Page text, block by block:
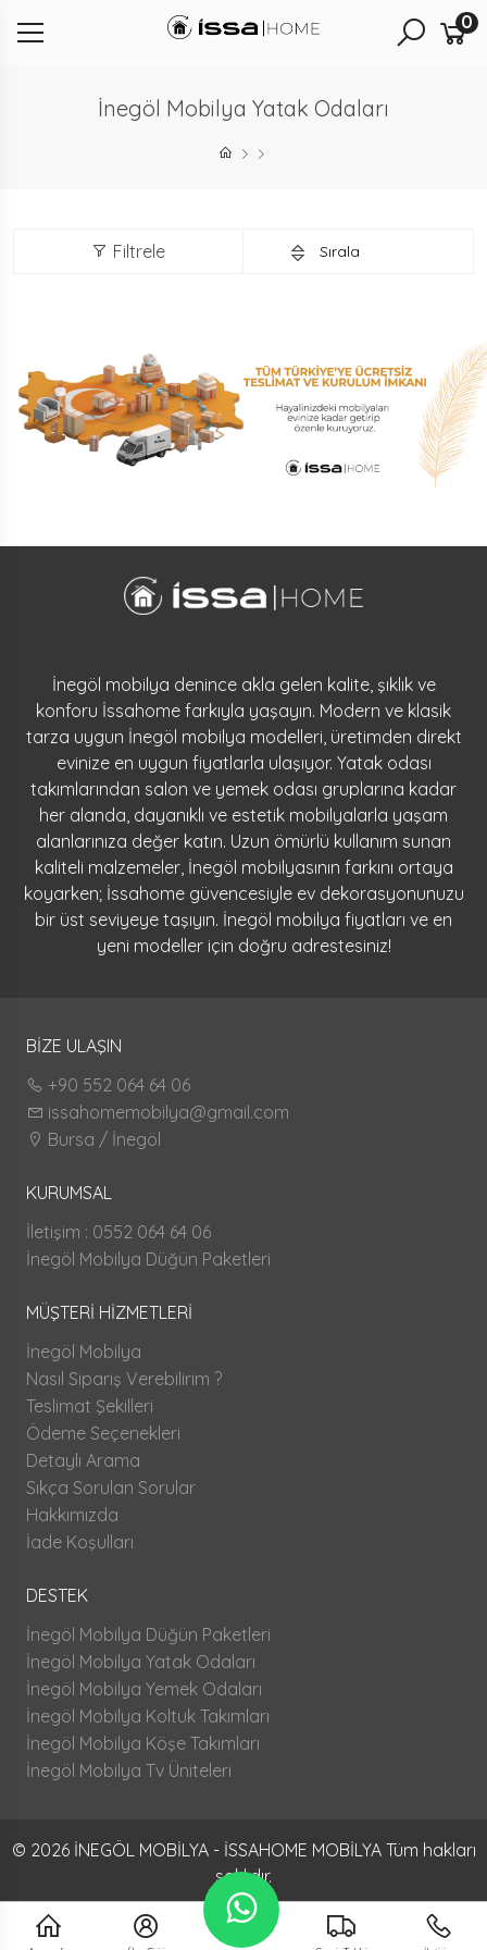
0
İnegöl Mobilya Yatak Odaları
Filtrele
İnegöl mobilya denince akla gelen kalite, şıklık ve
konforu İssahome farkıyla yaşayın. Modern ve klasik
tarza uygun İnegöl mobilya modelleri, üretimden direkt
evinize en uygun fiyatlarla ulaşıyor. Yatak odası
takımlarından salon ve yemek odası gruplarına kadar
her alanda, dayanıklı ve estetik mobilyalarla yaşam
alanlarınıza değer katın. Uzun ömürlü kullanım sunan
kaliteli malzemeler, İnegöl mobilyasının farkını ortaya
koyarken; İssahome güvencesiyle ev dekorasyonunuzu
bir üst seviyeye taşıyın. İnegöl mobilya fiyatları ve en
yeni modeller için doğru adrestesiniz!
BİZE ULAŞIN
+90 552 064 64 06
issahomemobilya@gmail.com
Bursa / İnegöl
KURUMSAL
İletişim : 0552 064 64 06
İnegöl Mobilya Düğün Paketleri
MÜŞTERİ HİZMETLERİ
İnegöl Mobilya
Nasıl Sipariş Verebilirim ?
Teslimat Şekilleri
Ödeme Seçenekleri
Detaylı Arama
Sıkça Sorulan Sorular
Hakkımızda
İade Koşulları
DESTEK
İnegöl Mobilya Düğün Paketleri
İnegöl Mobilya Yatak Odaları
İnegöl Mobilya Yemek Odaları
İnegöl Mobilya Koltuk Takımları
İnegöl Mobilya Köşe Takımları
İnegöl Mobilya Tv Üniteleri
© 2026 İNEGÖL MOBİLYA - İSSAHOME MOBİLYA Tüm hakları
saklıdır.